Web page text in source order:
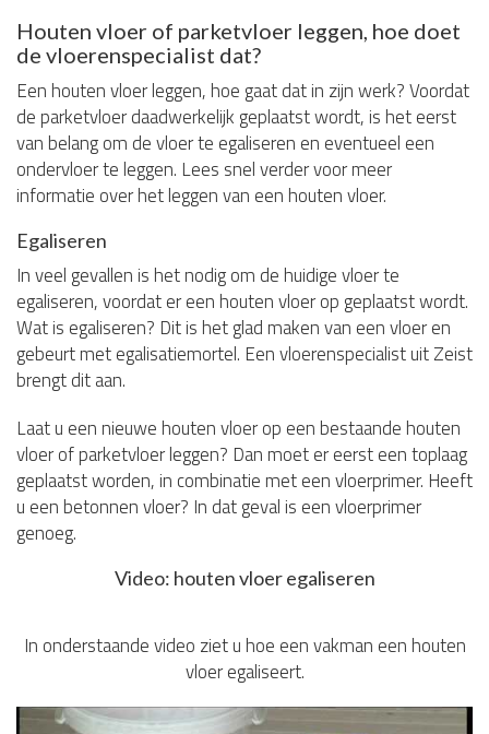
Houten vloer of parketvloer leggen, hoe doet
de vloerenspecialist dat?
Een houten vloer leggen, hoe gaat dat in zijn werk? Voordat
de parketvloer daadwerkelijk geplaatst wordt, is het eerst
van belang om de vloer te egaliseren en eventueel een
ondervloer te leggen. Lees snel verder voor meer
informatie over het leggen van een houten vloer.
Egaliseren
In veel gevallen is het nodig om de huidige vloer te
egaliseren, voordat er een houten vloer op geplaatst wordt.
Wat is egaliseren? Dit is het glad maken van een vloer en
gebeurt met egalisatiemortel. Een vloerenspecialist uit Zeist
brengt dit aan.
Laat u een nieuwe houten vloer op een bestaande houten
vloer of parketvloer leggen? Dan moet er eerst een toplaag
geplaatst worden, in combinatie met een vloerprimer. Heeft
u een betonnen vloer? In dat geval is een vloerprimer
genoeg.
Video: houten vloer egaliseren
In onderstaande video ziet u hoe een vakman een houten
vloer egaliseert.